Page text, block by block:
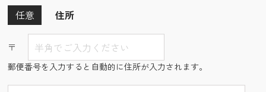
住所
任意
〒
郵便番号を入力すると自動的に住所が入力されます。